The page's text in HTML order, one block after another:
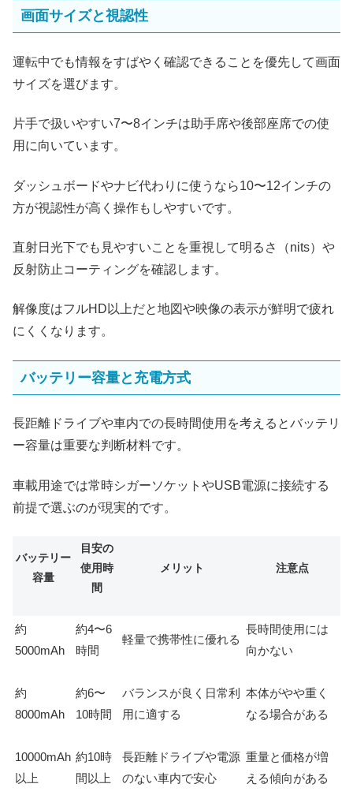
画面サイズと視認性
運転中でも情報をすばやく確認できることを優先して画面
サイズを選びます。
片手で扱いやすい7〜8インチは助手席や後部座席での使
用に向いています。
ダッシュボードやナビ代わりに使うなら10〜12インチの
方が視認性が高く操作もしやすいです。
直射日光下でも見やすいことを重視して明るさ（nits）や
反射防止コーティングを確認します。
解像度はフルHD以上だと地図や映像の表示が鮮明で疲れ
にくくなります。
バッテリー容量と充電方式
長距離ドライブや車内での長時間使用を考えるとバッテリ
ー容量は重要な判断材料です。
車載用途では常時シガーソケットやUSB電源に接続する
前提で選ぶのが現実的です。
バッテリー
容量
目安の
使用時
間
メリット 注意点
約
5000mAh
約4〜6
時間
軽量で携帯性に優れる
長時間使用には
向かない
約
8000mAh
約6〜
10時間
バランスが良く日常利
用に適する
本体がやや重く
なる場合がある
10000mAh
以上
約10時
間以上
長距離ドライブや電源
のない車内で安心
重量と価格が増
える傾向がある